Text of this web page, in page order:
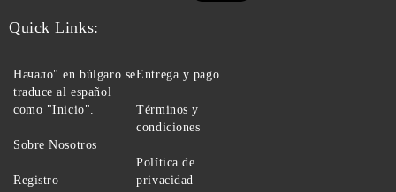
Quick Links:
Начало" en búlgaro se
traduce al español
como "Inicio".
Sobre Nosotros
Registro
Entrega y pago
Términos y
condiciones
Política de
privacidad